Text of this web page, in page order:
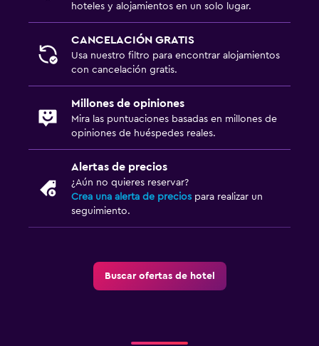
hoteles y alojamientos en un solo lugar.
CANCELACIÓN GRATIS
Usa nuestro filtro para encontrar alojamientos
con cancelación gratis.
Millones de opiniones
Mira las puntuaciones basadas en millones de
opiniones de huéspedes reales.
Alertas de precios
¿Aún no quieres reservar?
Crea una alerta de precios para realizar un
seguimiento.
Buscar ofertas de hotel